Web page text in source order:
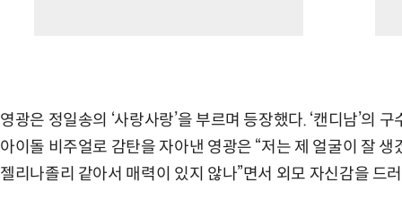
영광은 정일송의 ‘사랑사랑’을 부르며 등장했다. ‘캔디남’의
아이돌 비주얼로 감탄을 자아낸 영광은 “저는 제 얼굴이 잘
젤리나졸리 같아서 매력이 있지 않나”면서 외모 자신감을 드